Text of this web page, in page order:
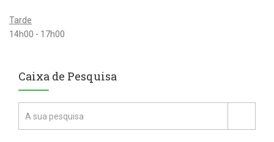
Tarde
14h00 - 17h00
Caixa de Pesquisa